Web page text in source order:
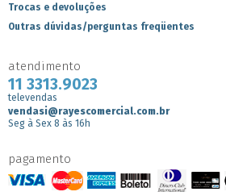
Trocas e devoluções
Outras dúvidas/perguntas freqüentes
atendimento
11 3313.9023
televendas
vendasi@rayescomercial.com.br
Seg à Sex 8 às 16h
pagamento